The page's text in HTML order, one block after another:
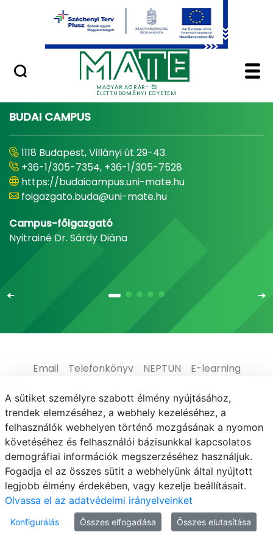
Ugrás a fő tartalomhoz
MAGYAR AGRÁR- ÉS
ÉLETTUDOMÁNYI EGYETEM
Minőségügy
Home - Magyar
BUDAI CAMPUS
1118 Budapest, Villányi út 29-43.
+36-1/305-7354, +36-1/305-7528
https://budaicampus.uni-mate.hu
foigazgato.buda@uni-mate.hu
Campus-főigazgató
Nyitrainé Dr. Sárdy Diána
Email Telefonkönyv NEPTUN
E-learning
Médiaközpont
Informatikai Igazgatóság
Adatvédelem
© MATE 2021
A sütiket személyre szabott élmény nyújtásához,
trendek elemzéséhez, a webhely kezeléséhez, a
felhasználók webhelyen történő mozgásának a nyomon
követéséhez és felhasználói bázisunkkal kapcsolatos
demográfiai információk megszerzéséhez használjuk.
Fogadja el az összes sütit a webhelyünk által nyújtott
legjobb élmény érdekében, vagy kezelje beállításait.
Olvassa el az adatvédelmi irányelveinket
Konfigurálás Összes elfogadása Összes elutasítása